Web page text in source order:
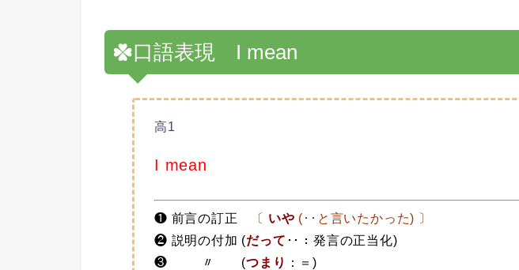
口語表現 I mean
高1
I mean
❶ 前言の訂正 〔 いや (･･と言いたかった) 〕
❷ 説明の付加 (だって ･･：発言の正当化)
❸ 〃 (つまり
：＝)